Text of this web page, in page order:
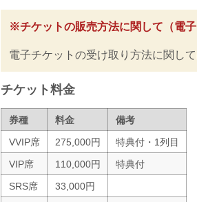
※チケットの販売方法に関して（電子
電子チケットの受け取り方法に関し
チケット料金
券種 料金
備考
VVIP席
275,000円
特典付・1列目
VIP席
110,000円
特典付
SRS席
33,000円